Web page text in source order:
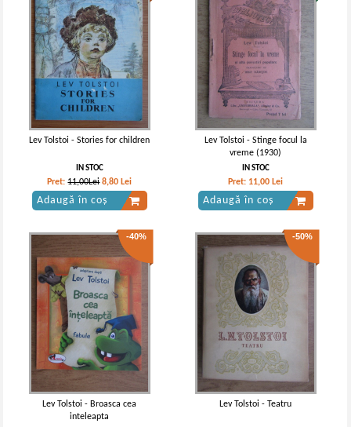
Lev Tolstoi - Stories for children
IN STOC
Pret:11,00Lei 8,80 Lei
Adaugă în coș
Lev Tolstoi - Stinge focul la
vreme (1930)
IN STOC
Pret: 11,00 Lei
Adaugă în coș
-40%
Lev Tolstoi - Broasca cea
inteleapta
-50%
Lev Tolstoi - Teatru